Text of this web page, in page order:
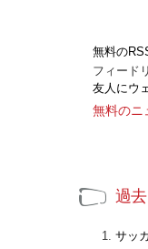
無料の
フィード
友人にウ
無料のニ
過
サッ